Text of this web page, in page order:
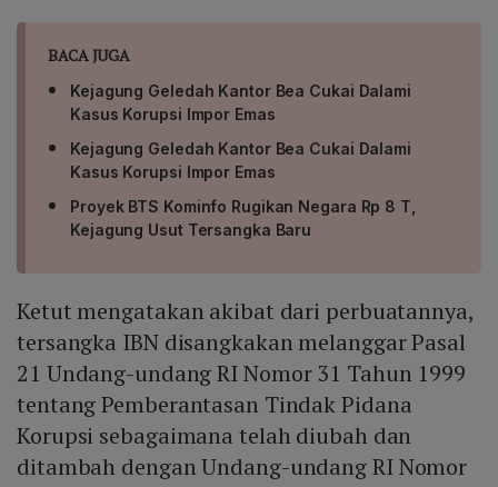
BACA JUGA
Kejagung Geledah Kantor Bea Cukai Dalami
Kasus Korupsi Impor Emas
Kejagung Geledah Kantor Bea Cukai Dalami
Kasus Korupsi Impor Emas
Proyek BTS Kominfo Rugikan Negara Rp 8 T,
Kejagung Usut Tersangka Baru
Ketut mengatakan akibat dari perbuatannya,
tersangka IBN disangkakan melanggar Pasal
21 Undang-undang RI Nomor 31 Tahun 1999
tentang Pemberantasan Tindak Pidana
Korupsi sebagaimana telah diubah dan
ditambah dengan Undang-undang RI Nomor